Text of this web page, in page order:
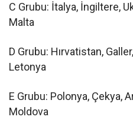
C Grubu: İtalya, İngiltere,
Malta
D Grubu: Hırvatistan,
Letonya
E Grubu: Polonya, Çekya,
Moldova